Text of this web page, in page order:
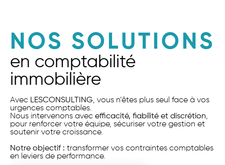
NOS SOLUTIONS
en comptabilité
immobilière
Avec LESCONSULTING, vous n’êtes plus seul face à vos
urgences comptables.
Nous intervenons avec efficacité, fiabilité et discrétion,
pour renforcer votre équipe, sécuriser votre gestion et
soutenir votre croissance.
Notre objectif : transformer vos contraintes comptables
en leviers de performance.